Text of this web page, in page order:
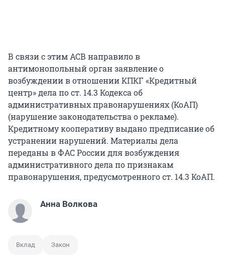
В связи с этим АСВ направило в
антимонопольный орган заявление о
возбуждении в отношении КПКГ «Кредитный
центр» дела по ст. 14.3 Кодекса об
административных правонарушениях (КоАП)
(нарушение законодательства о рекламе).
Кредитному кооперативу выдано предписание об
устранении нарушений. Материалы дела
переданы в ФАС России для возбуждения
административного дела по признакам
правонарушения, предусмотренного ст. 14.3 КоАП.
Анна Волкова
Вклад Закон